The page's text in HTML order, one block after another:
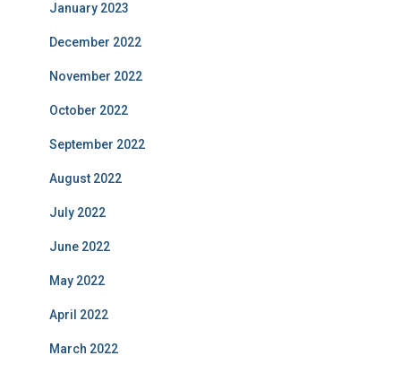
January 2023
December 2022
November 2022
October 2022
September 2022
August 2022
July 2022
June 2022
May 2022
April 2022
March 2022